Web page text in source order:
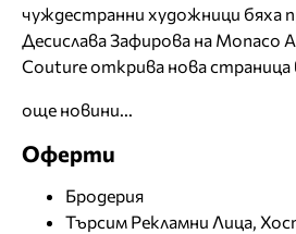
чуждестранни художници бяха
Десислава Зафирова на Monaco
Couture открива нова страница
още новини...
Оферти
Бродерия
Търсим Рекламни Лица,